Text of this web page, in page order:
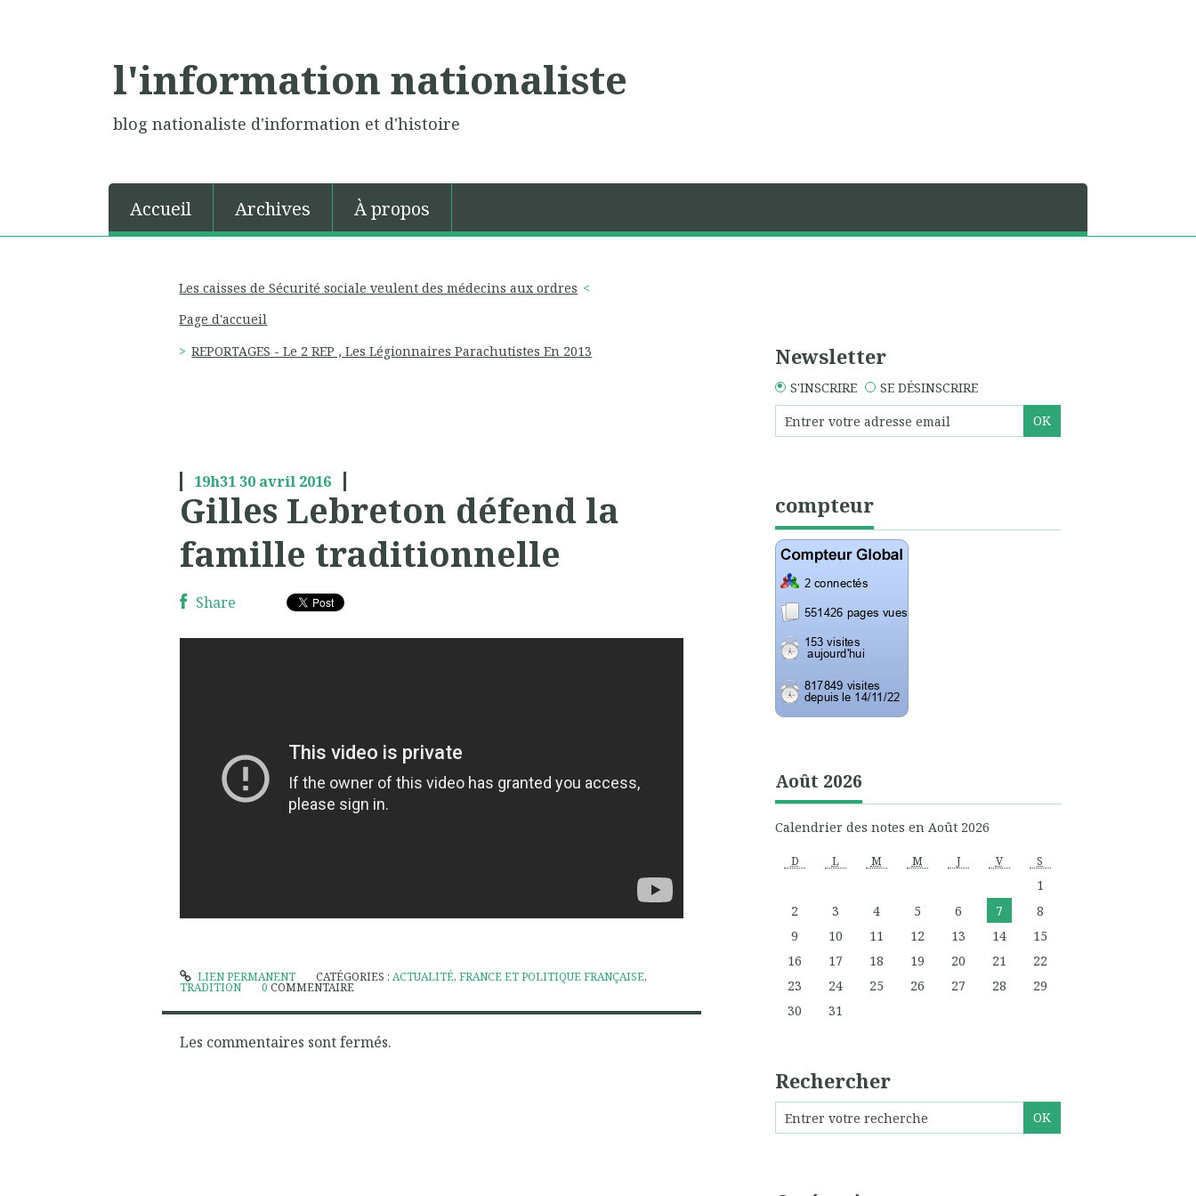
l'information nationaliste
blog nationaliste d'information et d'histoire
Accueil Archives À propos
Les caisses de Sécurité sociale veulent des médecins aux ordres
Page d'accueil
REPORTAGES - Le 2 REP , Les Légionnaires Parachutistes En 2013
19h31 30 avril 2016
Gilles Lebreton défend la
famille traditionnelle
Share
LIEN PERMANENT CATÉGORIES :ACTUALITÉ,FRANCE ET POLITIQUE FRANÇAISE,
TRADITION 0 COMMENTAIRE
Les commentaires sont fermés.
Newsletter
S'INSCRIRE SE DÉSINSCRIRE
compteur
Août 2026
Calendrier des notes en Août 2026
D L M M J V S
1
2
3 4 5 6 7
8
9
10 11 12 13 14
15
16
17 18 19 20 21
22
23
24 25 26 27 28
29
30
31
Rechercher